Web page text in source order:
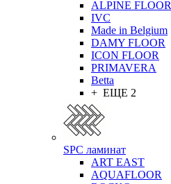
ALPINE FLOOR
IVC
Made in Belgium
DAMY FLOOR
ICON FLOOR
PRIMAVERA
Betta
+ ЕЩЕ 2
SPC ламинат
ART EAST
AQUAFLOOR